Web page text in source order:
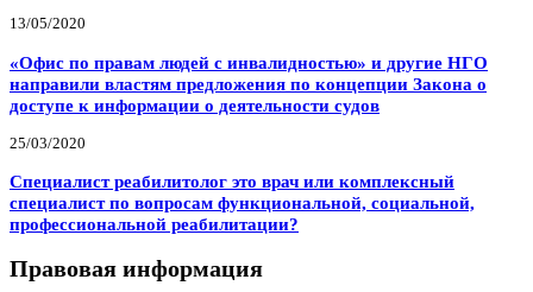
13/05/2020
«Офис по правам людей с инвалидностью» и другие НГО
направили властям предложения по концепции Закона о
доступе к информации о деятельности судов
25/03/2020
Специалист реабилитолог это врач или комплексный
специалист по вопросам функциональной, социальной,
профессиональной реабилитации?
Правовая информация